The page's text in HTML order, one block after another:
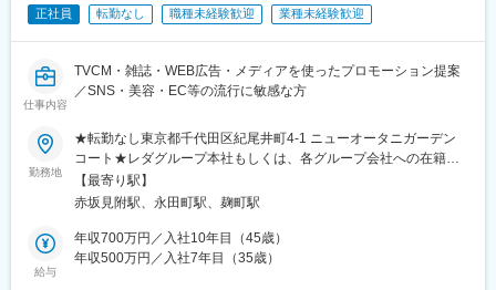
正社員 転勤なし 職種未経験歓迎 業種未経験歓迎
仕事内容
TVCM・雑誌・WEB広告・メディアを使ったプロモーション提案
／SNS・美容・EC等の流行に敏感な方
勤務地
★転勤なし東京都千代田区紀尾井町4-1 ニューオータニガーデン
コート★レダグループ本社もしくは、各グループ会社への在籍出
向となります。
【最寄り駅】
赤坂見附駅、永田町駅、麹町駅
給与
年収700万円／入社10年目（45歳）
年収500万円／入社7年目（35歳）